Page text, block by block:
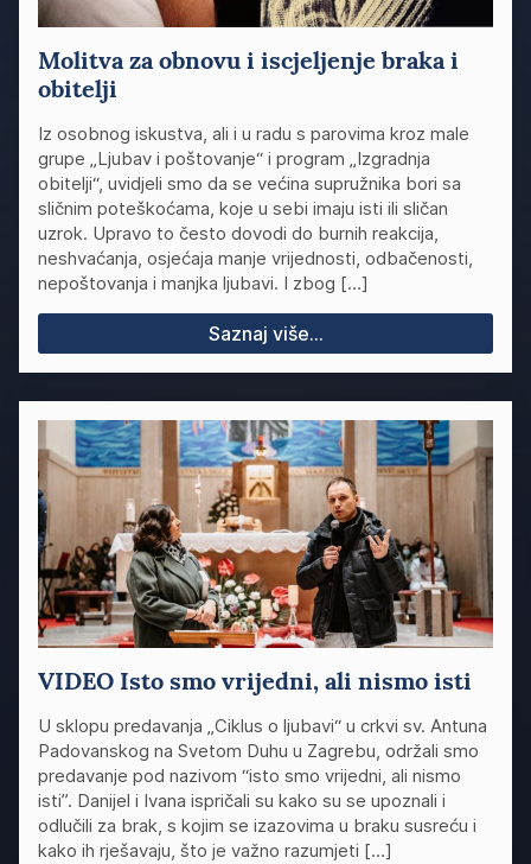
Molitva za obnovu i iscjeljenje braka i
obitelji
Iz osobnog iskustva, ali i u radu s parovima kroz male
grupe „Ljubav i poštovanje“ i program „Izgradnja
obitelji“, uvidjeli smo da se većina supružnika bori sa
sličnim poteškoćama, koje u sebi imaju isti ili sličan
uzrok. Upravo to često dovodi do burnih reakcija,
neshvaćanja, osjećaja manje vrijednosti, odbačenosti,
nepoštovanja i manjka ljubavi. I zbog […]
Saznaj više...
VIDEO Isto smo vrijedni, ali nismo isti
U sklopu predavanja „Ciklus o ljubavi“ u crkvi sv. Antuna
Padovanskog na Svetom Duhu u Zagrebu, održali smo
predavanje pod nazivom “isto smo vrijedni, ali nismo
isti”. Danijel i Ivana ispričali su kako su se upoznali i
odlučili za brak, s kojim se izazovima u braku susreću i
kako ih rješavaju, što je važno razumjeti […]